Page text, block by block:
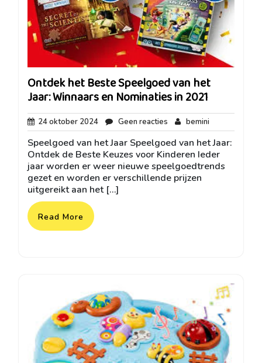
Ontdek het Beste Speelgoed van het
Jaar: Winnaars en Nominaties in 2021
24 oktober 202424
oktober
2024
Geen reacties Geen
reacties
bemini
Speelgoed van het Jaar Speelgoed van het Jaar:
Ontdek de Beste Keuzes voor Kinderen Ieder
jaar worden er weer nieuwe speelgoedtrends
gezet en worden er verschillende prijzen
uitgereikt aan het […]
Read More